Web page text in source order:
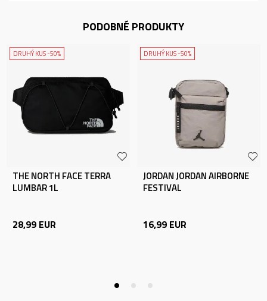
PODOBNÉ PRODUKTY
DRUHÝ KUS -50%
THE NORTH FACE TERRA
LUMBAR 1L
28,99 EUR
DRUHÝ KUS -50%
JORDAN JORDAN AIRBORNE
FESTIVAL
16,99 EUR